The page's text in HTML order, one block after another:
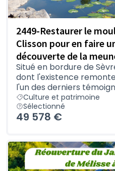
2449-Restaurer le
Clisson pour en faire
découverte de la
Situé en bordure de
dont l'existence
l'un des derniers
Culture et patrimoine
Sélectionné
49 578 €